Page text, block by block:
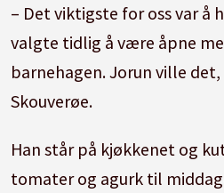
– Det viktigste for oss var å
valgte tidlig å være åpne
barnehagen. Jorun ville
Skouverøe.
Han står på kjøkkenet og
tomater og agurk til